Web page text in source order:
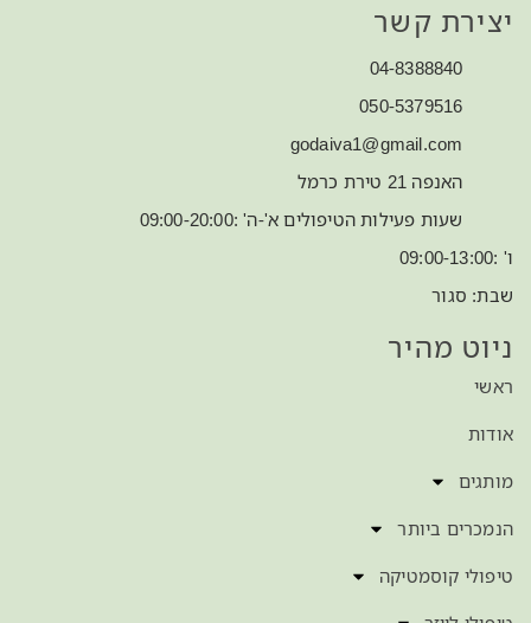
יצירת קשר
04-8388840
050-5379516
godaiva1@gmail.com
האנפה 21 טירת כרמל
שעות פעילות הטיפולים א'-ה' :09:00-20:00
ו' :09:00-13:00
שבת: סגור
ניוט מהיר
ראשי
אודות
מותגים
הנמכרים ביותר
טיפולי קוסמטיקה